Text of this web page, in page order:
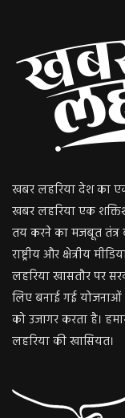
खबर लहरिया देश का
खबर लहरिया एक
तय करने का मजबूत तंत्र
राष्ट्रीय और क्षेत्रीय
लहरिया खासतौर पर
लिए बनाई गई
को उजागर करता है।
लहरिया की खासियत।